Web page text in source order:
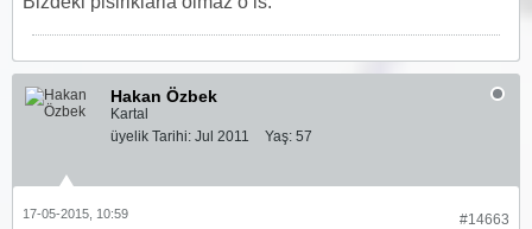
Hakan Özbek
Kartal
üyelik Tarihi: Jul 2011 Yaş: 57
#14663
17-05-2015, 10:59